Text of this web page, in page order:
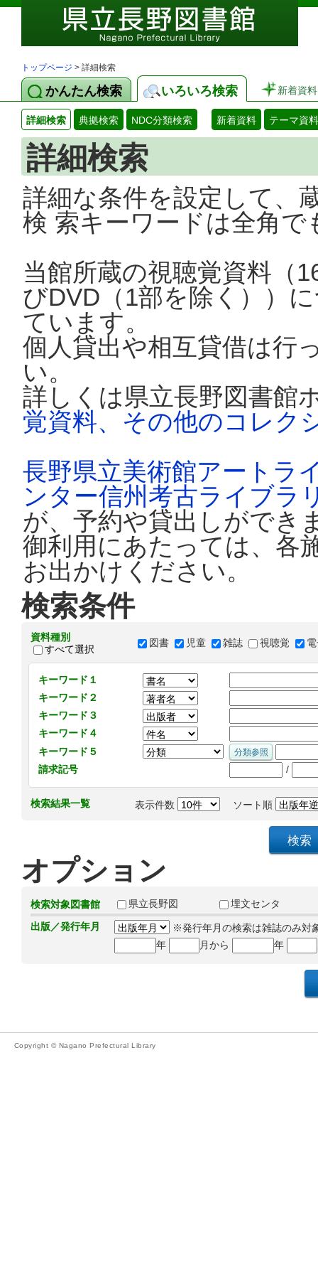
トップページ > 詳細検索
かんたん検索 いろいろ検索 新着資料
詳細検索 典拠検索 NDC分類検索 新着資料 テーマ資料
詳細検索
詳細な条件を設定して、
検 索キーワードは全角
当館所蔵の視聴覚資料（
びDVD（1部を除く））
ています。
個人貸出や相互貸借は行
い。
詳しくは県立長野図書館
覚資料、その他のコレク
長野県立美術館アートラ
ンター信州考古ライブラ
が、予約や貸出しができ
御利用にあたっては、各
お出かけください。
検索条件
資料種別
すべて選択
図書 児童 雑誌 視聴覚
キーワード１
キーワード２
キーワード３
キーワード４
キーワード５
請求記号
/
検索結果一覧 表示件数 ソート順
オプション
検索対象図書館 県立長野図
埋文センタ
出版／発行年月
※発行年月の検索は雑誌のみ対
年
月から 年
Copyright © Nagano Prefectural Library